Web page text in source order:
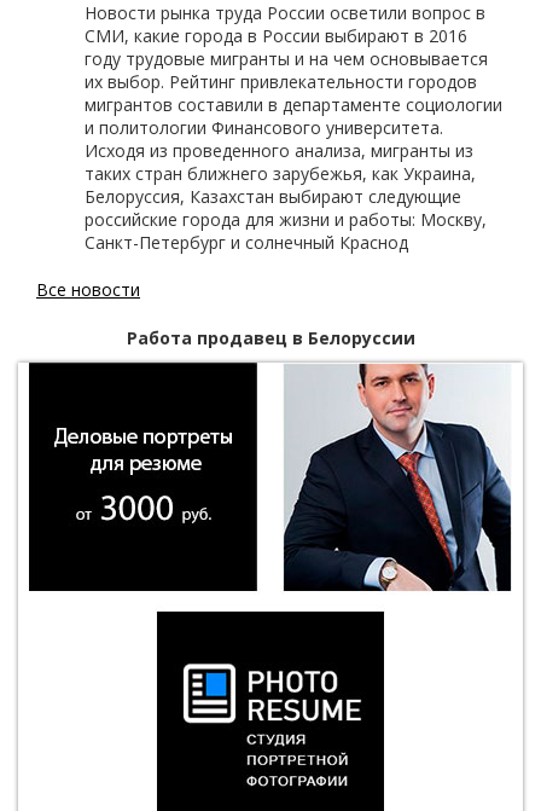
Новости рынка труда России осветили вопрос в
СМИ, какие города в России выбирают в 2016
году трудовые мигранты и на чем основывается
их выбор. Рейтинг привлекательности городов
мигрантов составили в департаменте социологии
и политологии Финансового университета.
Исходя из проведенного анализа, мигранты из
таких стран ближнего зарубежья, как Украина,
Белоруссия, Казахстан выбирают следующие
российские города для жизни и работы: Москву,
Санкт-Петербург и солнечный Краснод
Все новости
Работа продавец в Белоруссии